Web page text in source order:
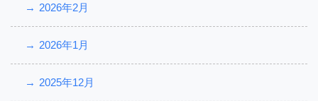
2026年2月
2026年1月
2025年12月